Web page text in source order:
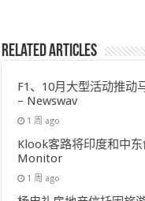
Related Articles
F1、10月大型活动推动
– Newswav
1 周 ago
Klook客路将印度和中
Monitor
1 周 ago